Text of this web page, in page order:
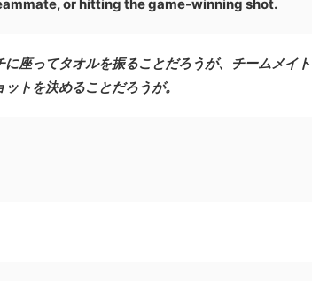
or hitting the game-winning shot.
座ってタオルを振ることだろうが、チームメイト
トを決めることだろうが。